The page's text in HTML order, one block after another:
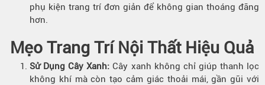
phụ kiện trang trí đơn giản để không gian thoáng đãng
hơn.
Mẹo Trang Trí Nội Thất Hiệu Quả
Sử Dụng Cây Xanh: Cây xanh không chỉ giúp thanh lọc
không khí mà còn tạo cảm giác thoải mái, gần gũi với